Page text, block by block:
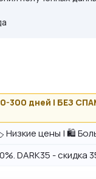
дней | БЕЗ
Низкие цены | 🛍️
DARK35 - скидка